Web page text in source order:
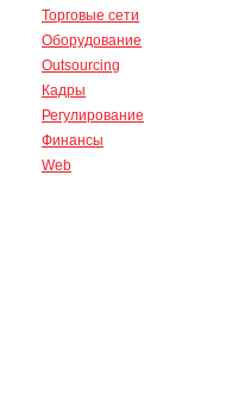
Торговые сети
Оборудование
Outsourcing
Кадры
Регулирование
Финансы
Web